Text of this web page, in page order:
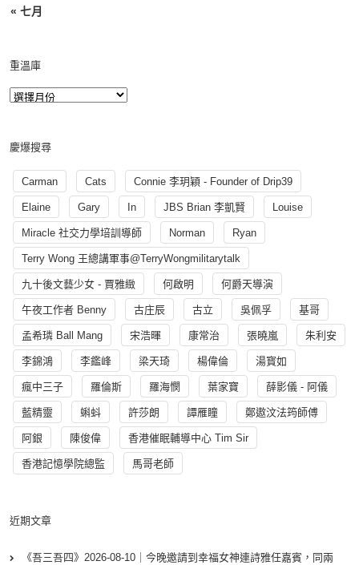
« 七月
重溫庫
慶爆搜尋
Carman Cats Connie 李玥穎 - Founder of Drip39
Elaine Gary In JBS Brian 李凱賢 Louise
Miracle 社交力學培訓導師 Norman Ryan
Terry Wong 王總講軍事@TerryWongmilitarytalk
九十後文藝少女 - 賈雅緻 何啟明 何爵天導演
午夜工作者 Benny 古庄辰 古立 吳佩孚 基哥
孟希璘 Ball Mang 宋浩暉 康常治 張曉嵐 朱利安
李錦鴻 李鑑峰 梁天琦 楊偉倫 湯寳如
瘋中三子 羅倫斯 羅海憫 葉家寶 薛影儀 - 阿儀
藍精靈 蝌蚪 許莎朗 譚雁瞳 鄭遨汶法筠師傅
阿銀 陳俊偉 香港催眠輔導中心 Tim Sir
香港記憶學院總監 馬哥老師
近期文章
《吾三吾四》2026-08-10｜今晚邀請到幸福女神連詩雅任嘉賓，同兩